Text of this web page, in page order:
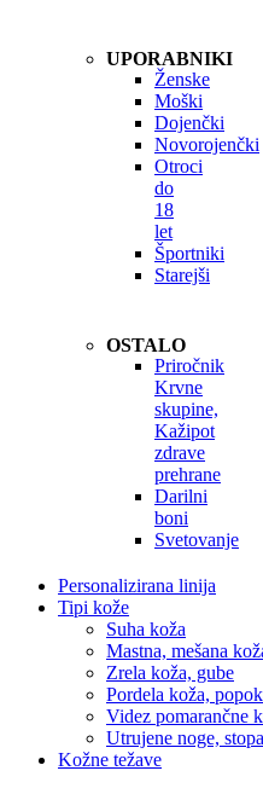
UPORABNIKI
Ženske
Moški
Dojenčki
Novorojenčki
Otroci
do
18
let
Športniki
Starejši
OSTALO
Priročnik
Krvne
skupine,
Kažipot
zdrave
prehrane
Darilni
boni
Svetovanje
Personalizirana linija
Tipi kože
Suha koža
Mastna, mešana
Zrela koža, gube
Pordela koža,
Videz pomarančne
Utrujene noge,
Kožne težave